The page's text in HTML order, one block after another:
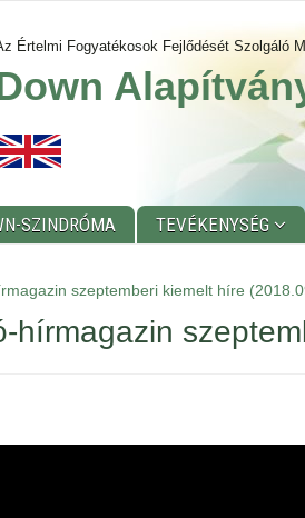
Értelmi Fogyatékosok Fejlődését Szolgáló
SZINDRÓMA TEVÉKENYSÉG
szeptemberi kiemelt híre
hírmagazin